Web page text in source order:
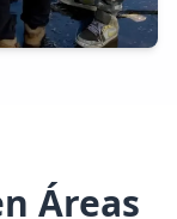
Áreas